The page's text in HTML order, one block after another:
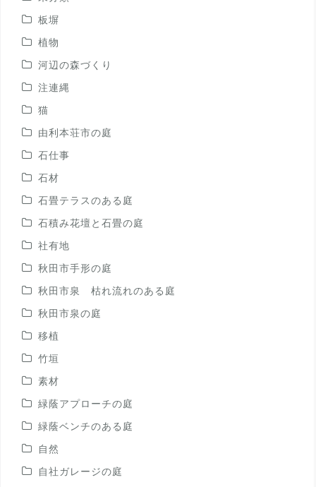
板塀
植物
河辺の森づくり
注連縄
猫
由利本荘市の庭
石仕事
石材
石畳テラスのある庭
石積み花壇と石畳の庭
社有地
秋田市手形の庭
秋田市泉 枯れ流れのある庭
秋田市泉の庭
移植
竹垣
素材
緑蔭アプローチの庭
緑蔭ベンチのある庭
自然
自社ガレージの庭